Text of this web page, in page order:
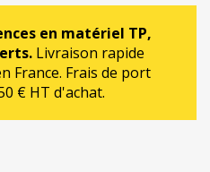
en matériel TP,
Livraison rapide
France. Frais de port
€ HT d'achat.